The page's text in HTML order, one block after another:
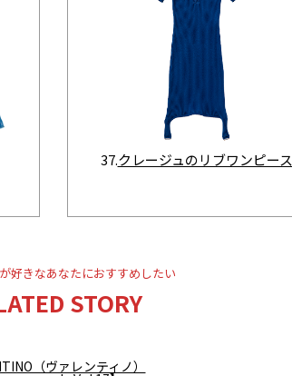
37.クレージュのリブワンピース
好きなあなたにおすすめしたい
STORY
（ヴァレンティノ）